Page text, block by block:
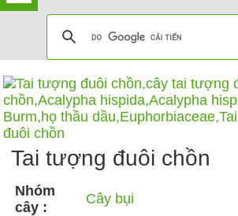
Tai tượng đuôi chồn
Nhóm
cây :
Cây bụi